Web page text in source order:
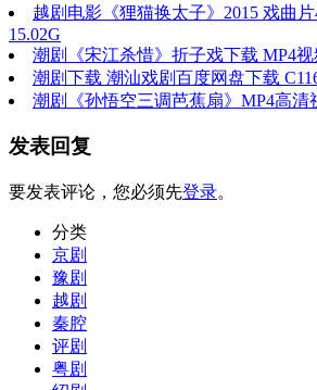
越剧电影《狸猫换太子》2015 戏曲
15.02G
潮剧《宋江杀惜》折子戏下载 MP4视
潮剧下载 潮汕戏剧百度网盘下载
潮剧《孙悟空三调芭蕉扇》MP4高清
发表回复
要发表评论，您必须先登录。
分类
京剧
豫剧
越剧
秦腔
评剧
粤剧